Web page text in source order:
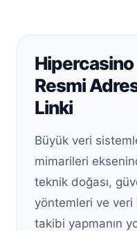
Hipercasino
Resmi
Linki
Büyük veri
mimarileri
teknik doğası,
yöntemleri ve veri
takibi yapmanın